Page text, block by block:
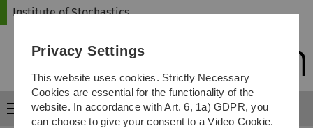
Skip
Skip
Skip
Skip
Institute of Stochastics
Menu
Privacy Settings
This website uses cookies. Strictly Necessary
Cookies are essential for the functionality of the
website. In accordance with Art. 6, 1a) GDPR, you
can choose to give your consent to a Video Cookie.